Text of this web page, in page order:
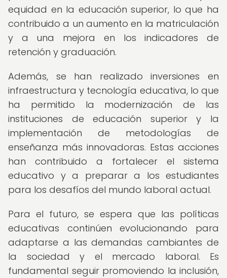
equidad en la educación superior, lo que ha
contribuido a un aumento en la matriculación
y a una mejora en los indicadores de
retención y graduación.
Además, se han realizado inversiones en
infraestructura y tecnología educativa, lo que
ha permitido la modernización de las
instituciones de educación superior y la
implementación de metodologías de
enseñanza más innovadoras. Estas acciones
han contribuido a fortalecer el sistema
educativo y a preparar a los estudiantes
para los desafíos del mundo laboral actual.
Para el futuro, se espera que las políticas
educativas continúen evolucionando para
adaptarse a las demandas cambiantes de
la sociedad y el mercado laboral. Es
fundamental seguir promoviendo la inclusión,